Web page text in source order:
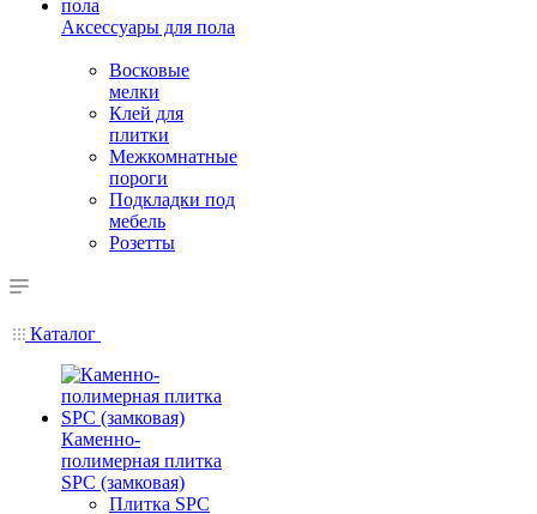
Аксессуары для пола
Восковые
мелки
Клей для
плитки
Межкомнатные
пороги
Подкладки под
мебель
Розетты
Каталог
Каменно-
полимерная плитка
SPC (замковая)
Плитка SPC